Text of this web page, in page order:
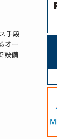
手段
オー
設備